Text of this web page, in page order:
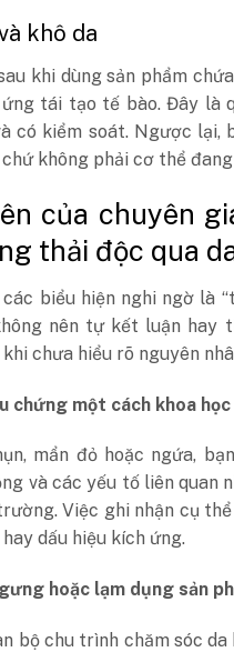
khô da
khi dùng sản phẩm
tái tạo tế bào. Đây là
có kiểm soát. Ngược
không phải cơ thể
của chuyên
thải độc qua
biểu hiện nghi ngờ là
nên tự kết luận hay
chưa hiểu rõ nguyên
chứng một cách khoa học
mẩn đỏ hoặc ngứa,
và các yếu tố liên quan
Việc ghi nhận cụ
dấu hiệu kích ứng.
hoặc lạm dụng sản
bộ chu trình chăm sóc